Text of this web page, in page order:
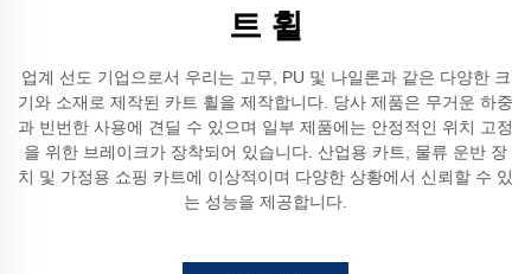
트 휠
업계 선도 기업으로서 우리는 고무, PU 및 나일론과 같은 다양한 크
기와 소재로 제작된 카트 휠을 제작합니다. 당사 제품은 무거운 하중
과 빈번한 사용에 견딜 수 있으며 일부 제품에는 안정적인 위치 고정
을 위한 브레이크가 장착되어 있습니다. 산업용 카트, 물류 운반 장
치 및 가정용 쇼핑 카트에 이상적이며 다양한 상황에서 신뢰할 수 있
는 성능을 제공합니다.